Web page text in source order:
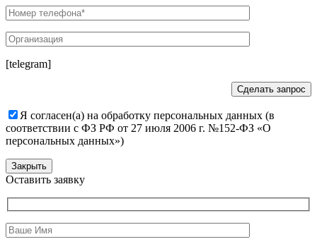
[telegram]
Я согласен(а) на обработку персональных данных (в
соответствии с ФЗ РФ от 27 июля 2006 г. №152-ФЗ «О
персональных данных»)
Закрыть
Оставить заявку